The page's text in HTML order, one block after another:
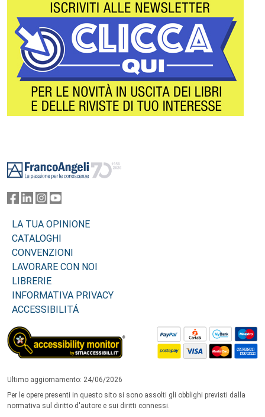
LA TUA OPINIONE
CATALOGHI
CONVENZIONI
LAVORARE CON NOI
LIBRERIE
INFORMATIVA PRIVACY
ACCESSIBILITÁ
Ultimo aggiornamento: 24/06/2026
Per le opere presenti in questo sito si sono assolti gli obblighi previsti dalla
normativa sul diritto d'autore e sui diritti connessi.